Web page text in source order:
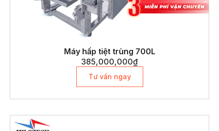
Máy hấp tiệt trùng 700L
385,000,000₫
Tư vấn ngay